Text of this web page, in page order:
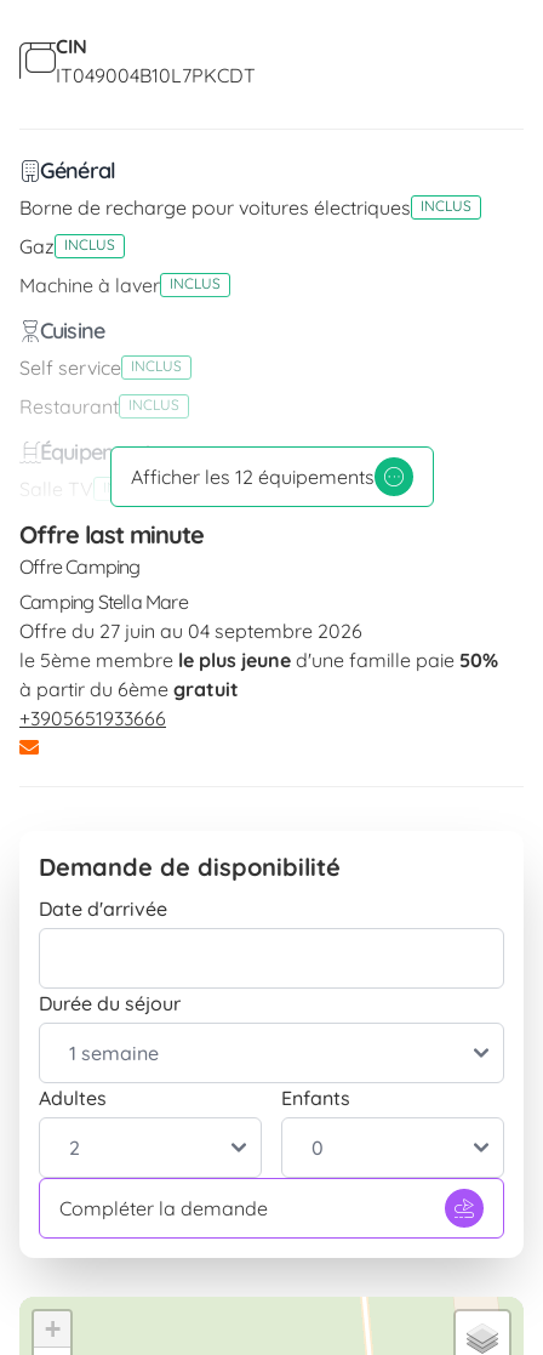
CIN
IT049004B10L7PKCDT
Général
Borne de recharge pour voitures électriques INCLUS
Gaz INCLUS
Machine à laver INCLUS
Cuisine
Self service INCLUS
Restaurant INCLUS
Équipement
Salle TV INCLUS
Conformité
Bonus Vacanze
Animaux bienvenus
Services locaux et structures
Épicerie INCLUS
Bar INCLUS
Enfants
Aire de jeux pour enfants
Afficher les 12 équipements
Offre last minute
Offre Camping
Camping Stella Mare
Offre du 27 juin au 04 septembre 2026
le 5ème membre le plus jeune d'une famille paie 50%
à partir du 6ème gratuit
+3905651933666
Demande de disponibilité
Date d'arrivée
Durée du séjour
Adultes Enfants
Compléter la demande
+